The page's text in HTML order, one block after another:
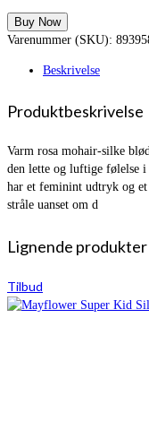
pris
var:
er:
Buy Now
Varenummer (SKU):
Beskrivelse
Produktbeskrivelse
Varm rosa mohair-silke
den lette og luftige følelse
har et feminint udtryk og
stråle uanset om d
Lignende produkter
Tilbud